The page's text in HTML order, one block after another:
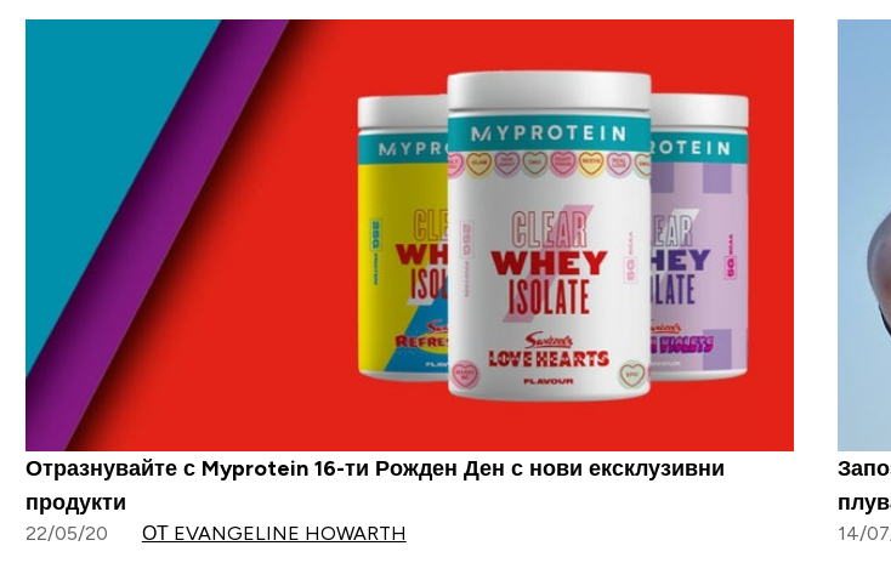
Отразнувайте с Myprotein 16-ти Рожден Ден с нови ексклузивни
продукти
22/05/20 ОТ EVANGELINE HOWARTH 14/